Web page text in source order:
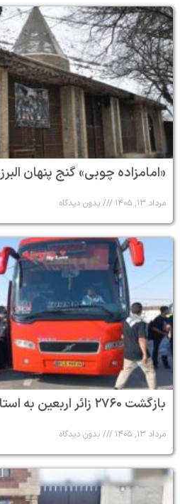
«امامزاده چوبی» گنج پنهان
مرداد ۱۳, ۱۴۰۵ بدون دیدگاه
بازگشت ۲۷۶۰ زائر اربعین به استان البرز
مرداد ۱۳, ۱۴۰۵ بدون دیدگاه